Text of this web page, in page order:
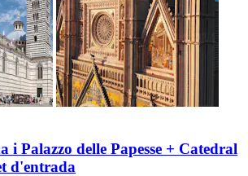
i Palazzo delle Papesse + Catedral
d'entrada